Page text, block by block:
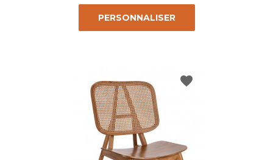
PERSONNALISER
favorite